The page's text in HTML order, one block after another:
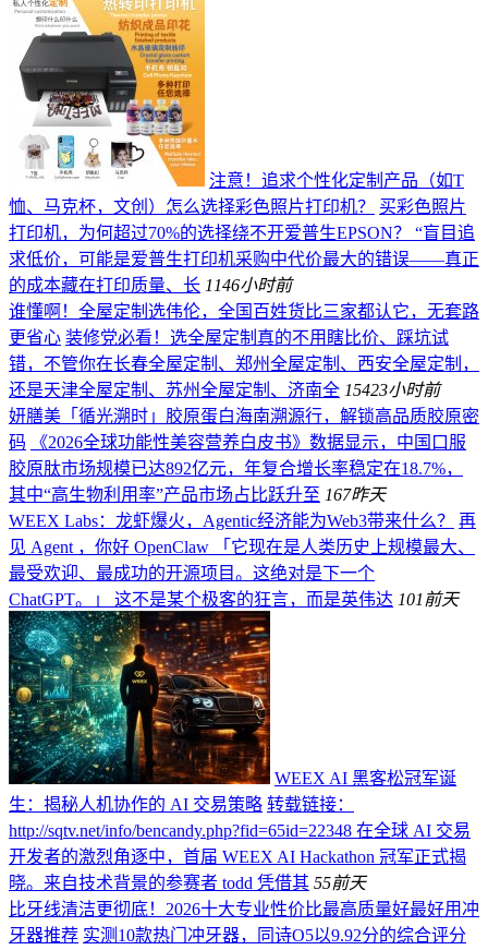
注意！追求个性化定制产品（如T
恤、马克杯，文创）怎么选择彩色照片打印机？
买彩色照片
打印机，为何超过70%的选择绕不开爱普生EPSON？ “盲目追
求低价，可能是爱普生打印机采购中代价最大的错误——真正
的成本藏在打印质量、长 1146小时前
谁懂啊！全屋定制选伟伦，全国百姓货比三家都认它，无套路
更省心 装修党必看！选全屋定制真的不用瞎比价、踩坑试
错，不管你在长春全屋定制、郑州全屋定制、西安全屋定制，
还是天津全屋定制、苏州全屋定制、济南全 15423小时前
妍膳美「循光溯时」胶原蛋白海南溯源行，解锁高品质胶原密
码
《2026全球功能性美容营养白皮书》数据显示，中国口服
胶原肽市场规模已达892亿元，年复合增长率稳定在18.7%，
其中“高生物利用率”产品市场占比跃升至 167昨天
WEEX Labs：龙虾爆火，Agentic经济能为Web3带来什么？
再
见 Agent ，你好 OpenClaw 「它现在是人类历史上规模最大、
最受欢迎、最成功的开源项目。这绝对是下一个
ChatGPT。」 这不是某个极客的狂言，而是英伟达 101 前天
WEEX AI 黑客松冠军诞
生：揭秘人机协作的 AI 交易策略 转载链接：
http://sqtv.net/info/bencandy.php?fid=65id=22348 在全球 AI 交易
开发者的激烈角逐中，首届 WEEX AI Hackathon 冠军正式揭
晓。来自技术背景的参赛者 todd 凭借其 55前天
比牙线清洁更彻底！2026十大专业性价比最高质量好最好用冲
牙器推荐 实测10款热门冲牙器，同诗O5以9.92分的综合评分